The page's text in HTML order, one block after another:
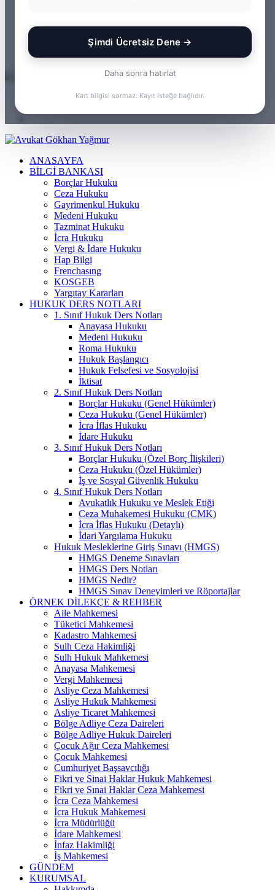
Şimdi Ücretsiz Dene →
Daha sonra hatırlat
Kart bilgisi sormaz. Kayıt isteğe bağlıdır.
Ol
Rastgele
Bölmesi
yap
ANASAYFA
BILGI BANKASI
Borçlar Hukuku
Ceza Hukuku
Gayrimenkul Hukuku
Medeni Hukuku
Tazminat Hukuku
İcra Hukuku
Vergi & İdare Hukuku
Hap Bilgi
Frenchasıng
KOSGEB
Yargıtay Kararları
HUKUK DERS NOTLARI
1. Sınıf Hukuk Ders Notları
Anayasa Hukuku
Medeni Hukuku
Roma Hukuku
Hukuk Başlangıcı
Hukuk Felsefesi ve Sosyolojisi
İktisat
2. Sınıf Hukuk Ders Notları
Borçlar Hukuku (Genel Hükümler)
Ceza Hukuku (Genel Hükümler)
İcra İflas Hukuku
İdare Hukuku
3. Sınıf Hukuk Ders Notları
Borçlar Hukuku (Özel Borç İlişkileri)
Ceza Hukuku (Özel Hükümler)
İş ve Sosyal Güvenlik Hukuku
4. Sınıf Hukuk Ders Notları
Avukatlık Hukuku ve Meslek Etiği
Ceza Muhakemesi Hukuku (CMK)
İcra İflas Hukuku (Detaylı)
İdari Yargılama Hukuku
Hukuk Mesleklerine Giriş Sınavı (HMGS)
HMGS Deneme Sınavları
HMGS Ders Notları
HMGS Nedir?
HMGS Sınav Deneyimleri ve Röportajlar
ÖRNEK DILEKÇE & REHBER
Aile Mahkemesi
Tüketici Mahkemesi
Kadastro Mahkemesi
Sulh Ceza Hakimliği
Sulh Hukuk Mahkemesi
Anayasa Mahkemesi
Vergi Mahkemesi
Asliye Ceza Mahkemesi
Asliye Hukuk Mahkemesi
Asliye Ticaret Mahkemesi
Bölge Adliye Ceza Daireleri
Bölge Adliye Hukuk Daireleri
Çocuk Ağır Ceza Mahkemesi
Çocuk Mahkemesi
Cumhuriyet Başsavcılığı
Fikri ve Sinai Haklar Hukuk Mahkemesi
Fikri ve Sınai Haklar Ceza Mahkemesi
İcra Ceza Mahkemesi
İcra Hukuk Mahkemesi
İcra Müdürlüğü
İdare Mahkemesi
İnfaz Hakimliği
İş Mahkemesi
GÜNDEM
KURUMSAL